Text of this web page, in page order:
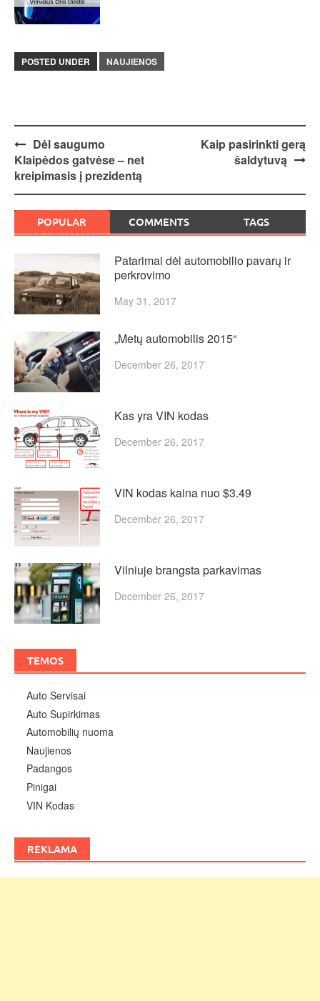
POSTED UNDER NAUJIENOS
Post
navigation
Dėl saugumo
Klaipėdos gatvėse – net
kreipimasis į prezidentą
Kaip pasirinkti gerą
šaldytuvą
POPULAR COMMENTS TAGS
Patarimai dėl automobilio pavarų ir
perkrovimo
May 31, 2017
„Metų automobilis 2015“
December 26, 2017
Kas yra VIN kodas
December 26, 2017
VIN kodas kaina nuo $3.49
December 26, 2017
Vilniuje brangsta parkavimas
December 26, 2017
TEMOS
Auto Servisai
Auto Supirkimas
Automobilių nuoma
Naujienos
Padangos
Pinigai
VIN Kodas
REKLAMA